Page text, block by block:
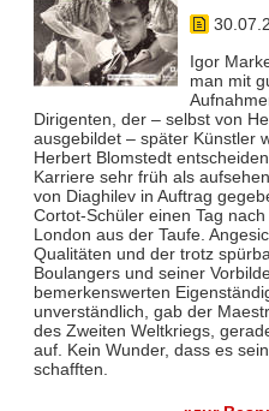
Igor
man mit
Dirigenten, der – selbst von
ausgebildet – später Künstler
Herbert Blomstedt
Karriere sehr früh als
von Diaghilev in Auftrag
Cortot-Schüler einen Tag
London aus der Taufe.
Qualitäten und der trotz
Boulangers und seiner
bemerkenswerten
unverständlich, gab der
des Zweiten Weltkriegs,
auf. Kein Wunder, dass es
schafften.